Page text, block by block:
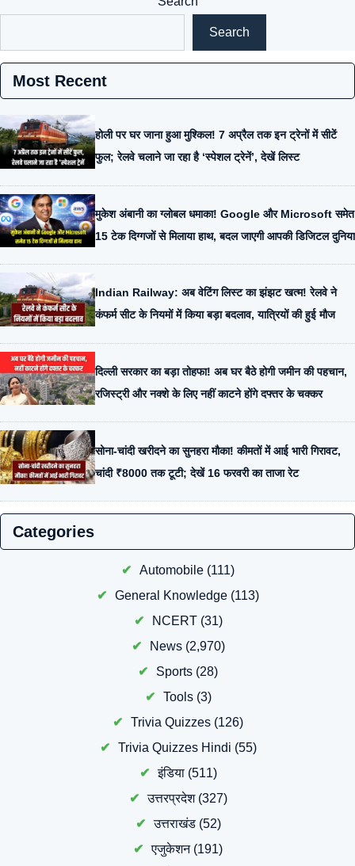
Search
Most Recent
होली पर घर जाना हुआ मुश्किल! 7 अप्रैल तक इन ट्रेनों में सीटें
फुल; रेलवे चलाने जा रहा है ‘स्पेशल ट्रेनें’, देखें लिस्ट
मुकेश अंबानी का ग्लोबल धमाका! Google और Microsoft समेत
15 टेक दिग्गजों से मिलाया हाथ, बदल जाएगी आपकी डिजिटल दुनिया
Indian Railway: अब वेटिंग लिस्ट का झंझट खत्म! रेलवे ने
कंफर्म सीट के नियमों में किया बड़ा बदलाव, यात्रियों की हुई मौज
दिल्ली सरकार का बड़ा तोहफा! अब घर बैठे होगी जमीन की पहचान,
रजिस्ट्री और नक्शे के लिए नहीं काटने होंगे दफ्तर के चक्कर
सोना-चांदी खरीदने का सुनहरा मौका! कीमतों में आई भारी गिरावट,
चांदी ₹8000 तक टूटी; देखें 16 फरवरी का ताजा रेट
Categories
Automobile (111)
General Knowledge (113)
NCERT(31)
News(2,970)
Sports (28)
Tools(3)
Trivia Quizzes (126)
Trivia Quizzes Hindi (55)
इंडिया(511)
उत्तरप्रदेश(327)
उत्तराखंड(52)
एजुकेशन(191)